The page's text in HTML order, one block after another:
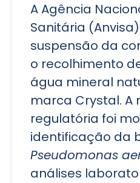
A Agência
Sanitária
suspensão da
o recolhimento
água mineral
marca Crystal. A
regulatória foi
identificação da
Pseudomonas
análises